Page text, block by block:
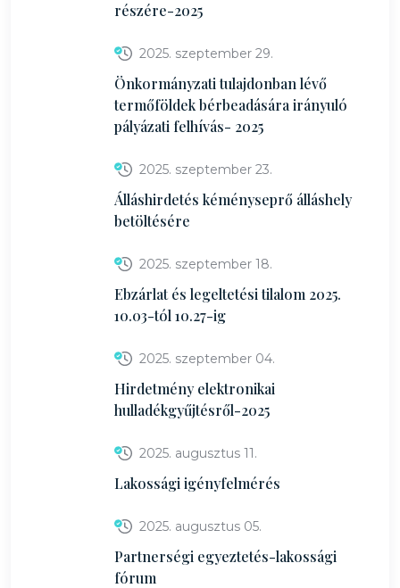
részére-2025
2025. szeptember 29.
Önkormányzati tulajdonban lévő
termőföldek bérbeadására irányuló
pályázati felhívás- 2025
2025. szeptember 23.
Álláshirdetés kéményseprő álláshely
betöltésére
2025. szeptember 18.
Ebzárlat és legeltetési tilalom 2025.
10.03-tól 10.27-ig
2025. szeptember 04.
Hirdetmény elektronikai
hulladékgyűjtésről-2025
2025. augusztus 11.
Lakossági igényfelmérés
2025. augusztus 05.
Partnerségi egyeztetés-lakossági
fórum